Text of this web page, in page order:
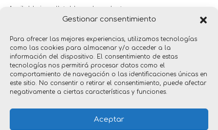
Gestionar consentimiento
Para ofrecer las mejores experiencias, utilizamos tecnologías
como las cookies para almacenar y/o acceder a la
información del dispositivo. El consentimiento de estas
tecnologías nos permitirá procesar datos como el
comportamiento de navegación o las identificaciones únicas en
este sitio. No consentir o retirar el consentimiento, puede afectar
negativamente a ciertas características y funciones.
Aceptar
Available in wall, table and pendant
novoluxlighting.com